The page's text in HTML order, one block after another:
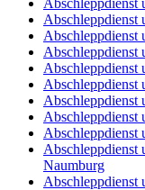
Abschleppdienst
Abschleppdienst
Abschleppdienst
Abschleppdienst
Abschleppdienst
Abschleppdienst
Abschleppdienst
Abschleppdienst
Abschleppdienst
Abschleppdienst
Naumburg
Abschleppdienst